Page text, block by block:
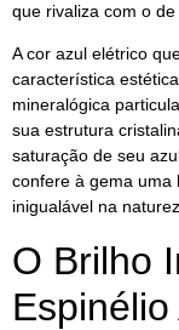
que rivaliza com o
A cor azul elétrico
característica
mineralógica
sua estrutura
saturação de seu
confere à gema uma
inigualável na
O Brilho